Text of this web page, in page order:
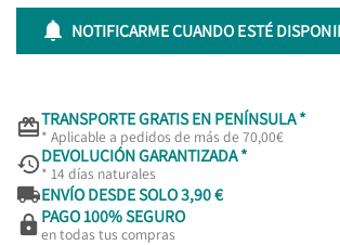
 NOTIFICARME CUANDO ESTÉ
TRANSPORTE GRATIS EN PENÍNSULA *
* Aplicable a pedidos de más de 70,00€
DEVOLUCIÓN GARANTIZADA *
* 14 días naturales
ENVÍO DESDE SOLO 3,90 €
 PAGO 100% SEGURO
en todas tus compras